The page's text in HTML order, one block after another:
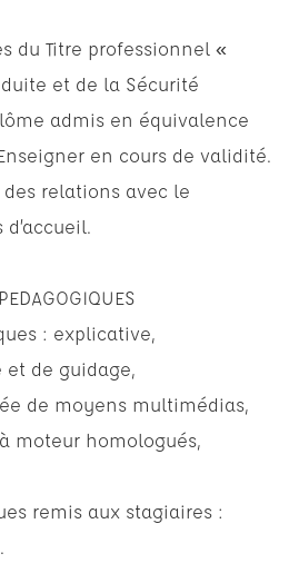
du Titre professionnel «
et de la Sécurité
admis en équivalence
en cours de validité.
des relations avec le
: explicative,
de guidage,
de moyens multimédias,
moteur homologués,
remis aux stagiaires :